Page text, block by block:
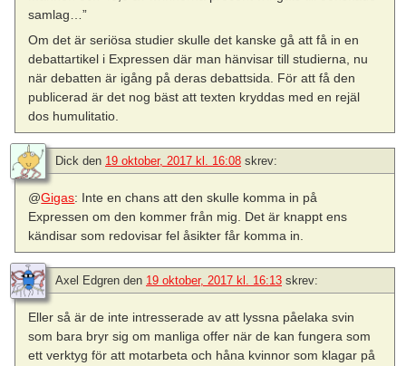
samlag…”
Om det är seriösa studier skulle det kanske gå att få in en
debattartikel i Expressen där man hänvisar till studierna, nu
när debatten är igång på deras debattsida. För att få den
publicerad är det nog bäst att texten kryddas med en rejäl
dos humulitatio.
Dick den 19 oktober, 2017 kl. 16:08 skrev:
@Gigas: Inte en chans att den skulle komma in på
Expressen om den kommer från mig. Det är knappt ens
kändisar som redovisar fel åsikter får komma in.
Axel Edgren den 19 oktober, 2017 kl. 16:13 skrev:
Eller så är de inte intresserade av att lyssna påelaka svin
som bara bryr sig om manliga offer när de kan fungera som
ett verktyg för att motarbeta och håna kvinnor som klagar på